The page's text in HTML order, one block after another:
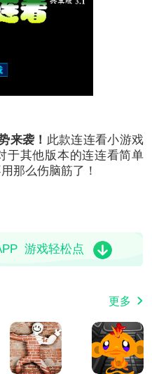
来袭！ 此款连连看小游戏
于其他版本的连连看简单
那么伤脑筋了！
游戏轻松点
更多